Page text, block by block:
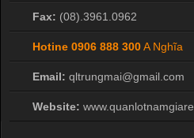
Fax: (08).3961.0962
Hotine 0906 888 300A Nghĩa
Email: qltrungmai@gmail.com
Website: